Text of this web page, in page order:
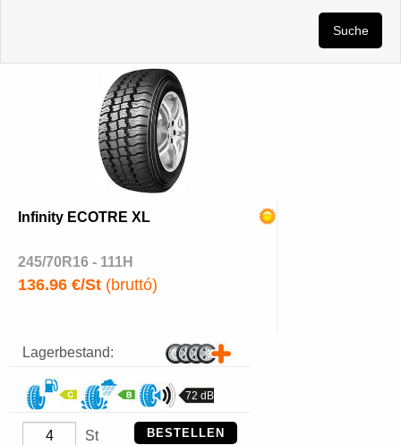
Suche
Infinity ECOTRE XL
245/70R16 - 111H
136.96 €/St (bruttó)
Lagerbestand:
72 dB
St BESTELLEN